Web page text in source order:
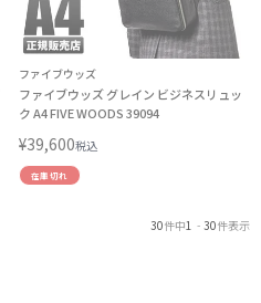
ファイブウッズ
ファイブウッズ グレイン ビジネスリュッ
ク A4 FIVE WOODS 39094
¥39,600税込
在庫切れ
30件中1 - 30件表示